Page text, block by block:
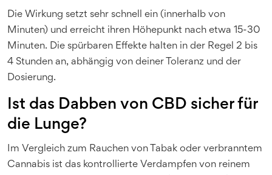
Die Wirkung setzt sehr schnell ein (innerhalb von
Minuten) und erreicht ihren Höhepunkt nach etwa 15-30
Minuten. Die spürbaren Effekte halten in der Regel 2 bis
4 Stunden an, abhängig von deiner Toleranz und der
Dosierung.
Ist das Dabben von CBD sicher für
die Lunge?
Im Vergleich zum Rauchen von Tabak oder verbranntem
Cannabis ist das kontrollierte Verdampfen von reinem